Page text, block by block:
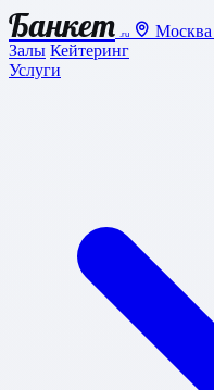
Банкет .ru
Москва
Залы Кейтеринг
Услуги